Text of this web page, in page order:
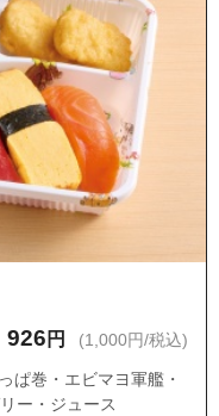
926 円 (1,000円/税込)
ぱ巻・エビマヨ軍艦・
ー・ジュース